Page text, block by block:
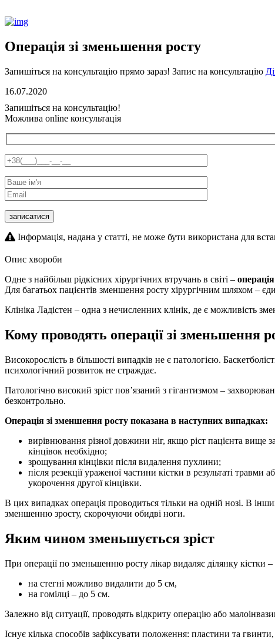
Операція зі зменьшення росту
Запишіться на консультацію прямо зараз! Запис на консультацію
16.07.2020
Запишіться на консультацію!
Можлива online консультація
Інформація, надана у статті, не може бути використана для
Опис хвороби
Одне з найбільш рідкісних хірургічних втручань в світі –
Для багатьох пацієнтів зменшення росту хірургічним шляхом –
Клініка Ладістен – одна з нечисленних клінік, де є можливість
Кому проводять операції зі зменьшення
Високорослість в більшості випадків не є патологією.
психологічний розвиток не страждає.
Патологічно високий зріст пов’язаний з гігантизмом –
безконтрольно.
Операція зі зменшення росту показана в наступних випадках:
вирівнювання різної довжини ніг, якщо ріст пацієнта вище
кінцівок необхідно;
зрощування кінцівки після видалення пухлини;
після резекції ураженої частини кістки в результаті
укорочення другої кінцівки.
В цих випадках операція проводиться тільки на одній нозі. В
зменшенню зросту, скорочуючи обидві ноги.
Яким чином зменьшується зріст
При операції по зменьшенню росту лікар видаляє ділянку кістки –
на стегні можливо видалити до 5 см,
на гомілці – до 5 см.
Залежно від ситуації, проводять відкриту операцію або
Існує кілька способів зафіксувати положення: пластини та гвинти,